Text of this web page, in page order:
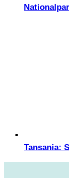
Tansania: